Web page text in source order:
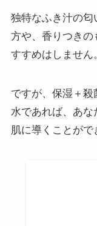
独特なふき汁の匂
方や、香りつきの
すすめはしません
ですが、保湿＋
水であれば、あ
肌に導くことが